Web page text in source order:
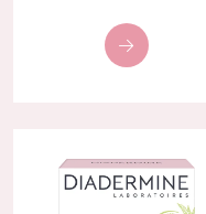
Limpieza
Essentials